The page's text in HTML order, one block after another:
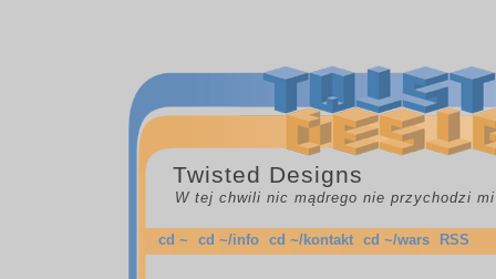
Twisted Designs
W tej chwili nic mądrego nie przychodzi mi
cd ~ cd ~/info cd ~/kontakt cd ~/wars RSS